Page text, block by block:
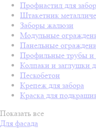
Профнастил для
Штакетник
Заборы жалюзи
Модульные
Панельные
Профильные трубы и
Колпаки и заглушки
Пескобетон
Крепеж для забора
Краска для
Показать все
Для фасада